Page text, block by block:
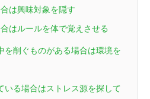
は興味対象を隠す
はルールを体で覚えさせる
を削ぐものがある場合は環境を
いる場合はストレス源を探して